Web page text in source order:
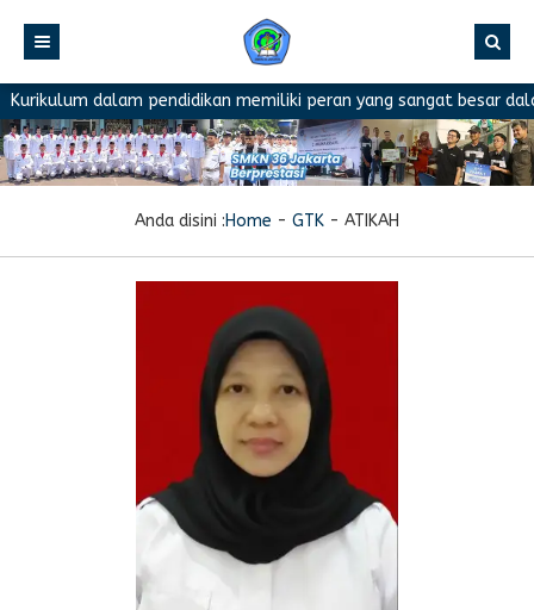
dalam pendidikan memiliki peran yang sangat besar
Anda disini :Home - GTK - ATIKAH